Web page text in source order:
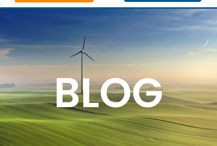
BLOG